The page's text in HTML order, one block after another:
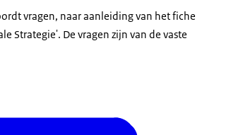
vragen, naar aanleiding van het fiche
Strategie'. De vragen zijn van de vaste